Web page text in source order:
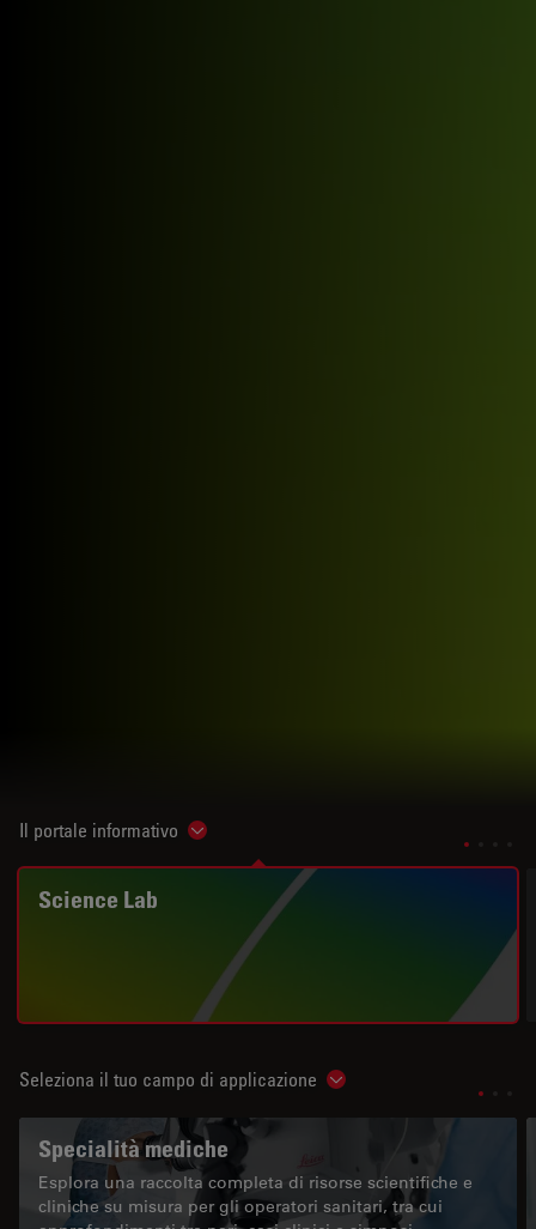
Il portale informativo Show subnavigation
Science Lab
Seleziona il tuo campo di applicazione Show subnavigation
Specialità mediche
Esplora una raccolta completa di risorse scientifiche e
cliniche su misura per gli operatori sanitari, tra cui